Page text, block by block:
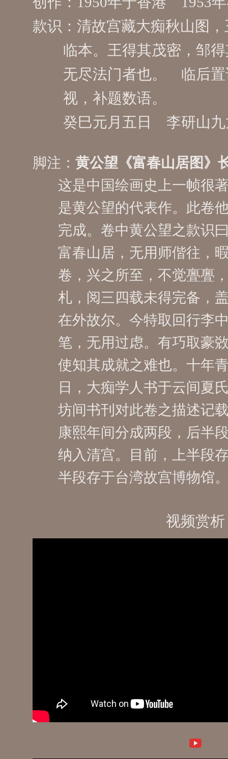
清故宫藏大痴秋山图
临本。王得其茂密，邹
无尽法门者也。 临后置
视，补题数语。
癸巳元月五日 李研山
黄公望《富春山居图》
这是中国绘画史上一帧很
是黄公望的代表作。此卷
完成。卷中黄公望之款识
富春山居，无用师偕往，
卷，兴之所至，不觉亹亹
札，阅三四载未得完备，
在外故尔。今特取回行李
笔，无用过虑。有巧取豪
使知其成就之难也。十年
日，大痴学人书于云间夏
坊间书刊对此卷之描述记
康熙年间分成两段，后半
纳入清宫。目前，上半段
半段存于台湾故宫博物馆